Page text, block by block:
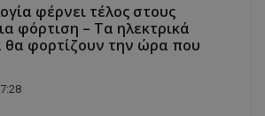
φέρνει τέλος στους
φόρτιση – Τα ηλεκτρικά
θα φορτίζουν την ώρα που